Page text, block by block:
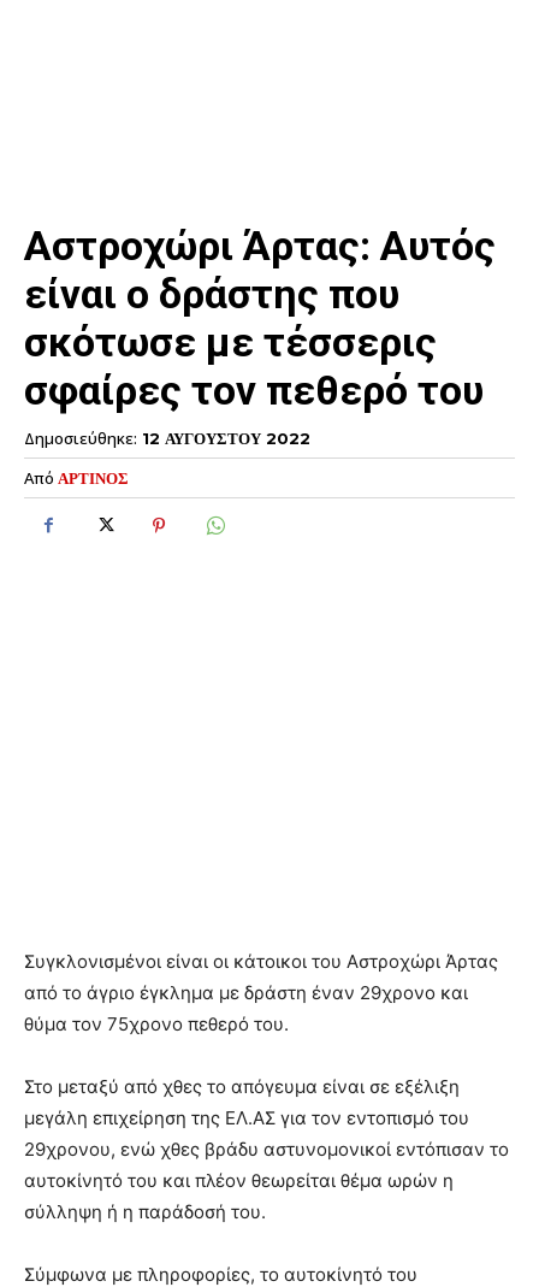
Αστροχώρι Άρτας: Αυτός
είναι ο δράστης που
σκότωσε με τέσσερις
σφαίρες τον πεθερό του
Δημοσιεύθηκε: 12 ΑΥΓΟΥΣΤΟΥ 2022
Από ΑΡΤΙΝΟΣ
Συγκλονισμένοι είναι οι κάτοικοι του Αστροχώρι Άρτας
από το άγριο έγκλημα με δράστη έναν 29χρονο και
θύμα τον 75χρονο πεθερό του.
Στο μεταξύ από χθες το απόγευμα είναι σε εξέλιξη
μεγάλη επιχείρηση της ΕΛ.ΑΣ για τον εντοπισμό του
29χρονου, ενώ χθες βράδυ αστυνομονικοί εντόπισαν το
αυτοκίνητό του και πλέον θεωρείται θέμα ωρών η
σύλληψη ή η παράδοσή του.
Σύμφωνα με πληροφορίες, το αυτοκίνητό του